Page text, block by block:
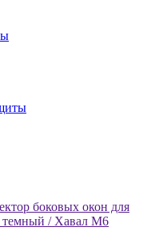
боковых окон для
темный / Хавал М6